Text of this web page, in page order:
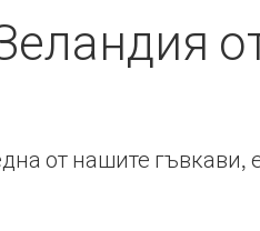
от нашите гъвкави,